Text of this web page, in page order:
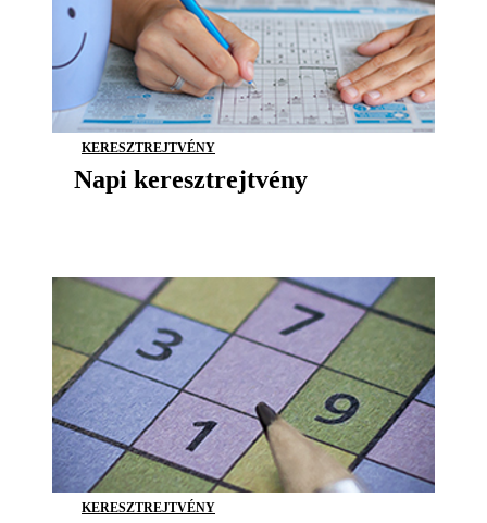
KERESZTREJTVÉNY
Napi keresztrejtvény
KERESZTREJTVÉNY